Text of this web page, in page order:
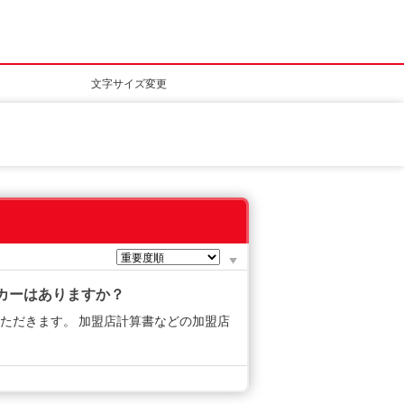
文字サイズ変更
ーはありますか？
だきます。 加盟店計算書などの加盟店